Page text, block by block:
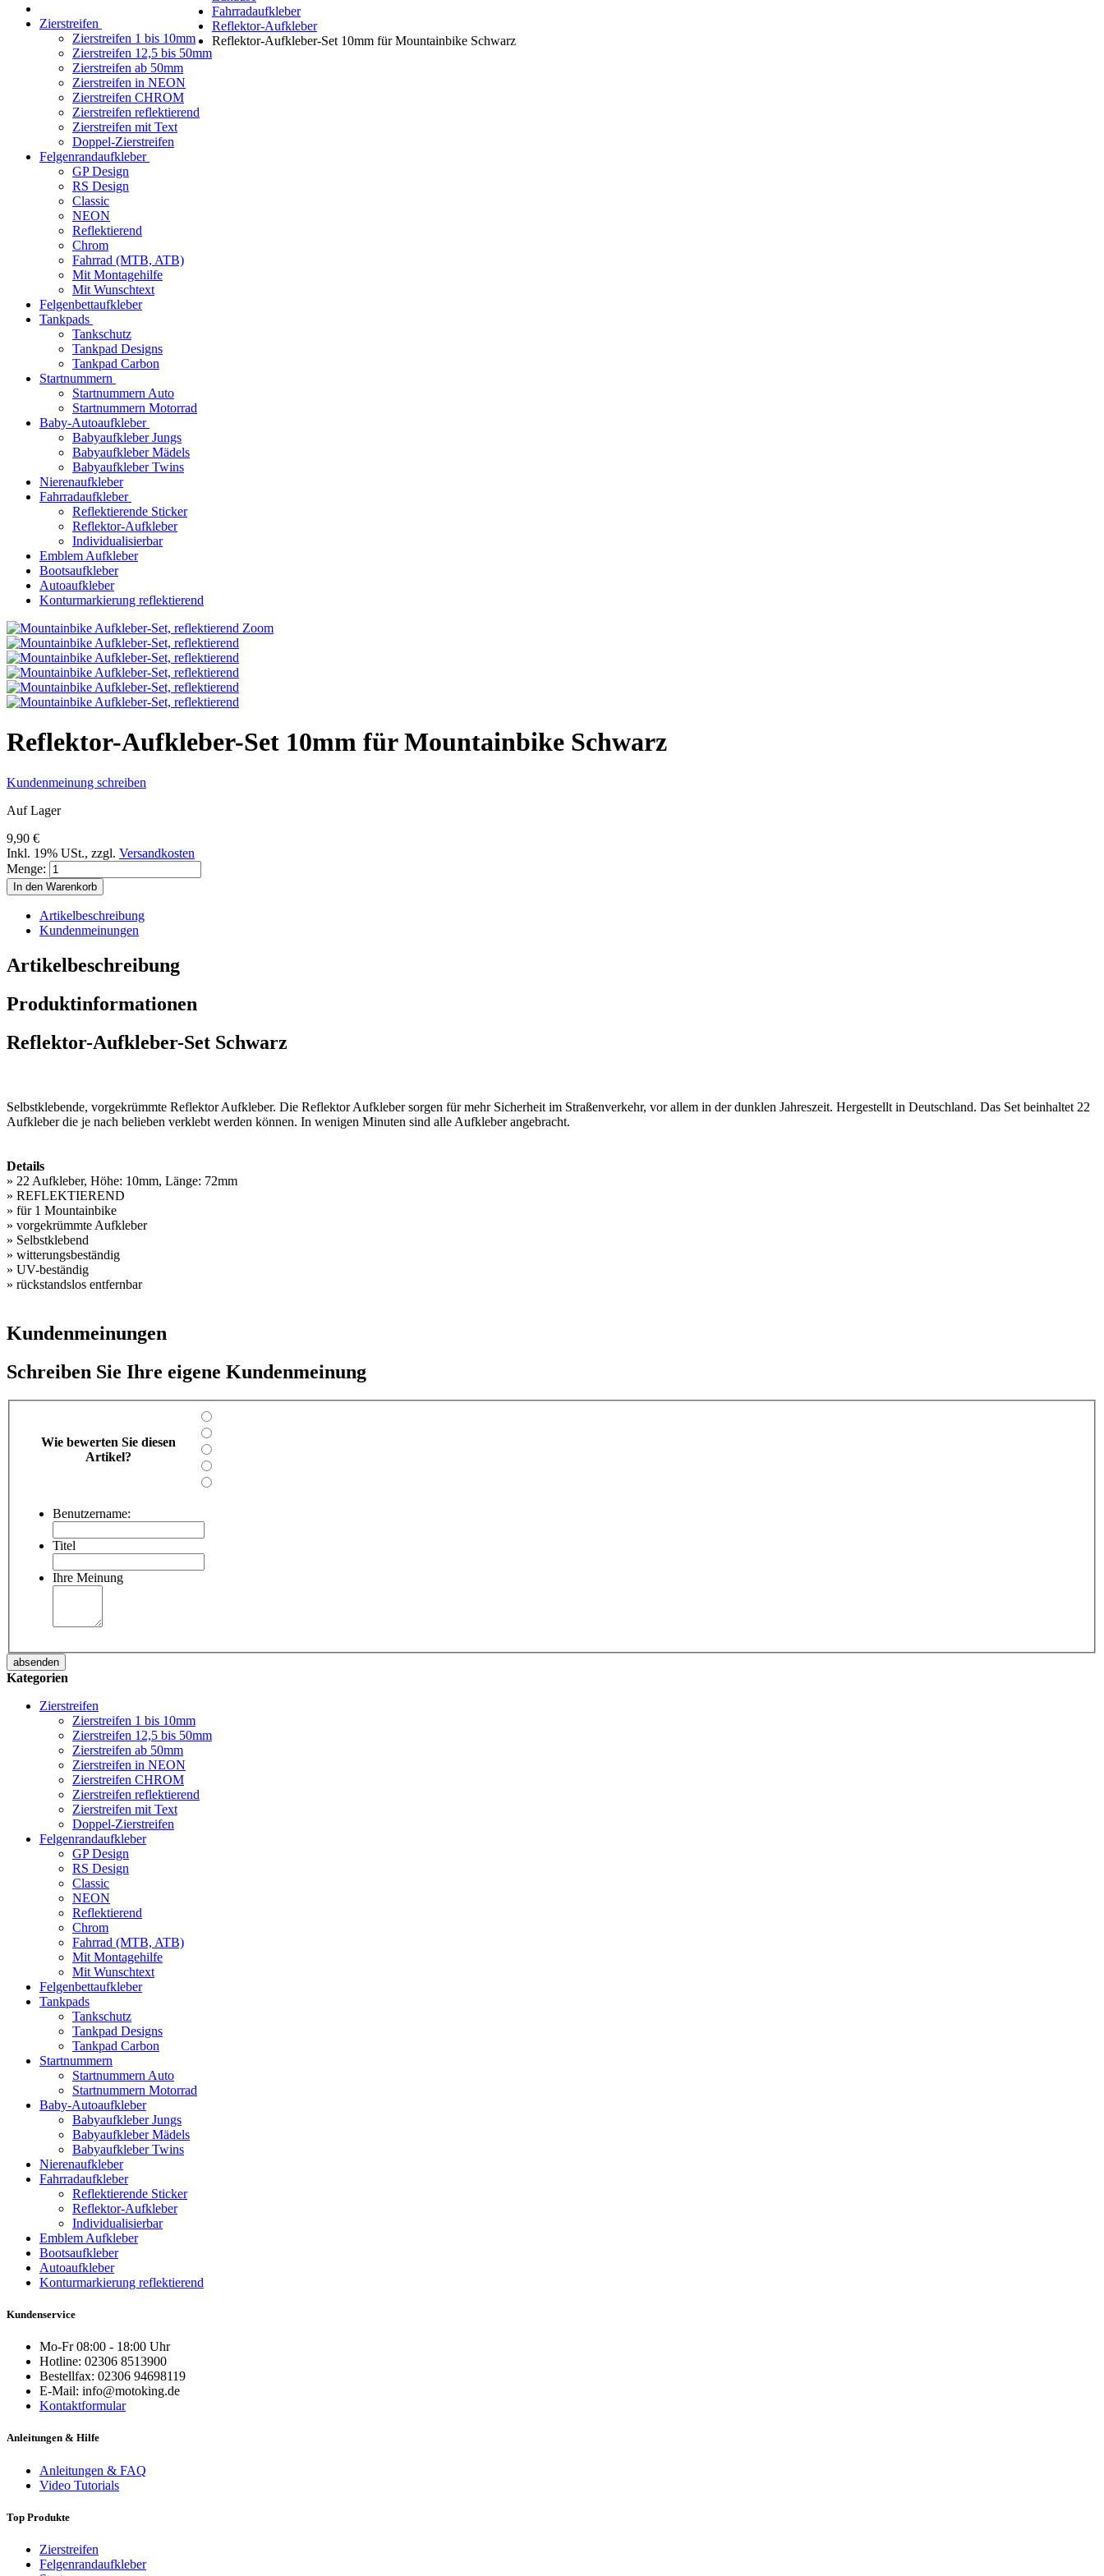
Zierstreifen
Zierstreifen 1 bis 10mm
Zierstreifen 12,5 bis 50mm
Zierstreifen ab 50mm
Zierstreifen in NEON
Zierstreifen CHROM
Zierstreifen reflektierend
Zierstreifen mit Text
Doppel-Zierstreifen
Felgenrandaufkleber
GP Design
RS Design
Classic
NEON
Reflektierend
Chrom
Fahrrad (MTB, ATB)
Mit Montagehilfe
Mit Wunschtext
Felgenbettaufkleber
Tankpads
Tankschutz
Tankpad Designs
Tankpad Carbon
Startnummern
Startnummern Auto
Startnummern Motorrad
Baby-Autoaufkleber
Babyaufkleber Jungs
Babyaufkleber Mädels
Babyaufkleber Twins
Nierenaufkleber
Fahrradaufkleber
Reflektierende Sticker
Reflektor-Aufkleber
Individualisierbar
Emblem Aufkleber
Bootsaufkleber
Autoaufkleber
Konturmarkierung reflektierend
Fahrradaufkleber
Reflektor-Aufkleber
Reflektor-Aufkleber-Set 10mm für Mountainbike Schwarz
Zoom
Reflektor-Aufkleber-Set 10mm für Mountainbike Schwarz
Kundenmeinung schreiben
Auf Lager
9,90 €
Inkl. 19% USt., zzgl. Versandkosten
Menge:
In den Warenkorb
Artikelbeschreibung
Kundenmeinungen
Artikelbeschreibung
Produktinformationen
Reflektor-Aufkleber-Set Schwarz
Selbstklebende, vorgekrümmte Reflektor Aufkleber. Die Reflektor Aufkleber sorgen für mehr Sicherheit im Straßenverkehr, vor allem in der dunklen Jahreszeit. Hergestellt in Deutschland. Das Set beinhaltet 22
Aufkleber die je nach belieben verklebt werden können. In wenigen Minuten sind alle Aufkleber angebracht.
Details
» 22 Aufkleber, Höhe: 10mm, Länge: 72mm
» REFLEKTIEREND
» für 1 Mountainbike
» vorgekrümmte Aufkleber
» Selbstklebend
» witterungsbeständig
» UV-beständig
» rückstandslos entfernbar
Kundenmeinungen
Schreiben Sie Ihre eigene Kundenmeinung
Wie bewerten Sie diesen
Artikel?
Benutzername:
Titel
Ihre Meinung
absenden
Kategorien
Zierstreifen
Zierstreifen 1 bis 10mm
Zierstreifen 12,5 bis 50mm
Zierstreifen ab 50mm
Zierstreifen in NEON
Zierstreifen CHROM
Zierstreifen reflektierend
Zierstreifen mit Text
Doppel-Zierstreifen
Felgenrandaufkleber
GP Design
RS Design
Classic
NEON
Reflektierend
Chrom
Fahrrad (MTB, ATB)
Mit Montagehilfe
Mit Wunschtext
Felgenbettaufkleber
Tankpads
Tankschutz
Tankpad Designs
Tankpad Carbon
Startnummern
Startnummern Auto
Startnummern Motorrad
Baby-Autoaufkleber
Babyaufkleber Jungs
Babyaufkleber Mädels
Babyaufkleber Twins
Nierenaufkleber
Fahrradaufkleber
Reflektierende Sticker
Reflektor-Aufkleber
Individualisierbar
Emblem Aufkleber
Bootsaufkleber
Autoaufkleber
Konturmarkierung reflektierend
Kundenservice
Mo-Fr 08:00 - 18:00 Uhr
Hotline: 02306 8513900
Bestellfax: 02306 94698119
E-Mail: info@motoking.de
Kontaktformular
Anleitungen & Hilfe
Anleitungen & FAQ
Video Tutorials
Top Produkte
Zierstreifen
Felgenrandaufkleber